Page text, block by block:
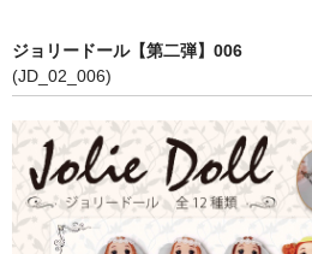
BLUE
YELLOW
PURPLE
GREEN
ジョリードール【第二弾】006
(JD_02_006)